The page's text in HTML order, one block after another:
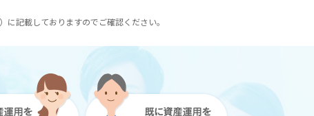
記載しておりますのでご確認ください。